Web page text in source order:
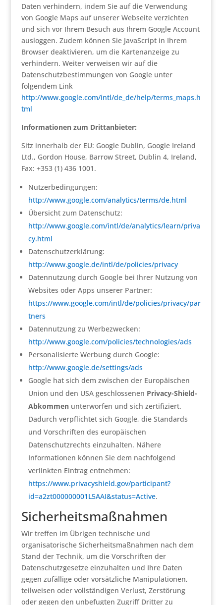
Daten verhindern, indem Sie auf die Verwendung
von Google Maps auf unserer Webseite verzichten
und sich vor Ihrem Besuch aus Ihrem Google Account
ausloggen. Zudem können Sie JavaScript in Ihrem
Browser deaktivieren, um die Kartenanzeige zu
verhindern. Weiter verweisen wir auf die
Datenschutzbestimmungen von Google unter
folgendem Link
http://www.google.com/intl/de_de/help/terms_maps.h
tml
Informationen zum Drittanbieter:
Sitz innerhalb der EU: Google Dublin, Google Ireland
Ltd., Gordon House, Barrow Street, Dublin 4, Ireland,
Fax: +353 (1) 436 1001.
Nutzerbedingungen:
http://www.google.com/analytics/terms/de.html
Übersicht zum Datenschutz:
http://www.google.com/intl/de/analytics/learn/priva
cy.html
Datenschutzerklärung:
http://www.google.de/intl/de/policies/privacy
Datennutzung durch Google bei Ihrer Nutzung von
Websites oder Apps unserer Partner:
https://www.google.com/intl/de/policies/privacy/par
tners
Datennutzung zu Werbezwecken:
http://www.google.com/policies/technologies/ads
Personalisierte Werbung durch Google:
http://www.google.de/settings/ads
Google hat sich dem zwischen der Europäischen
Union und den USA geschlossenen Privacy-Shield-
Abkommenunterworfen und sich zertifiziert.
Dadurch verpflichtet sich Google, die Standards
und Vorschriften des europäischen
Datenschutzrechts einzuhalten. Nähere
Informationen können Sie dem nachfolgend
verlinkten Eintrag entnehmen:
https://www.privacyshield.gov/participant?
id=a2zt000000001L5AAI&status=Active.
Sicherheitsmaßnahmen
Wir treffen im Übrigen technische und
organisatorische Sicherheitsmaßnahmen nach dem
Stand der Technik, um die Vorschriften der
Datenschutzgesetze einzuhalten und Ihre Daten
gegen zufällige oder vorsätzliche Manipulationen,
teilweisen oder vollständigen Verlust, Zerstörung
oder gegen den unbefugten Zugriff Dritter zu